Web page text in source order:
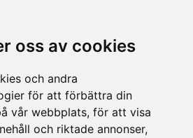
oss av cookies
och andra
för att förbättra din
vår webbplats, för att visa
och riktade annonser,